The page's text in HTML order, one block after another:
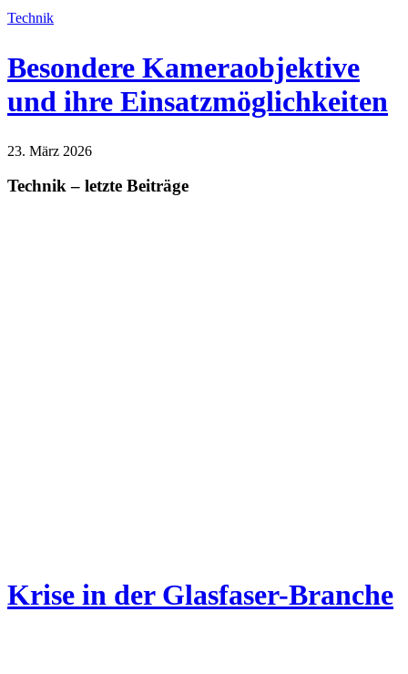
Technik
Besondere Kameraobjektive
und ihre Einsatzmöglichkeiten
23. März 2026
Technik – letzte Beiträge
Krise in der Glasfaser-Branche